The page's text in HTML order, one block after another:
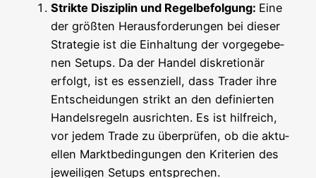
Strik­te Dis­zi­plin und Regel­be­fol­gung: Eine
der größ­ten Her­aus­for­de­run­gen bei die­ser
Stra­te­gie ist die Ein­hal­tung der vor­ge­ge­be­
nen Set­ups. Da der Han­del dis­kre­tio­när
erfolgt, ist es essen­zi­ell, dass Trader ihre
Ent­schei­dun­gen strikt an den defi­nier­ten
Han­dels­re­geln aus­rich­ten. Es ist hilf­reich,
vor jedem Trade zu über­prü­fen, ob die aktu­
el­len Markt­be­din­gun­gen den Kri­te­ri­en des
jewei­li­gen Set­ups entsprechen.